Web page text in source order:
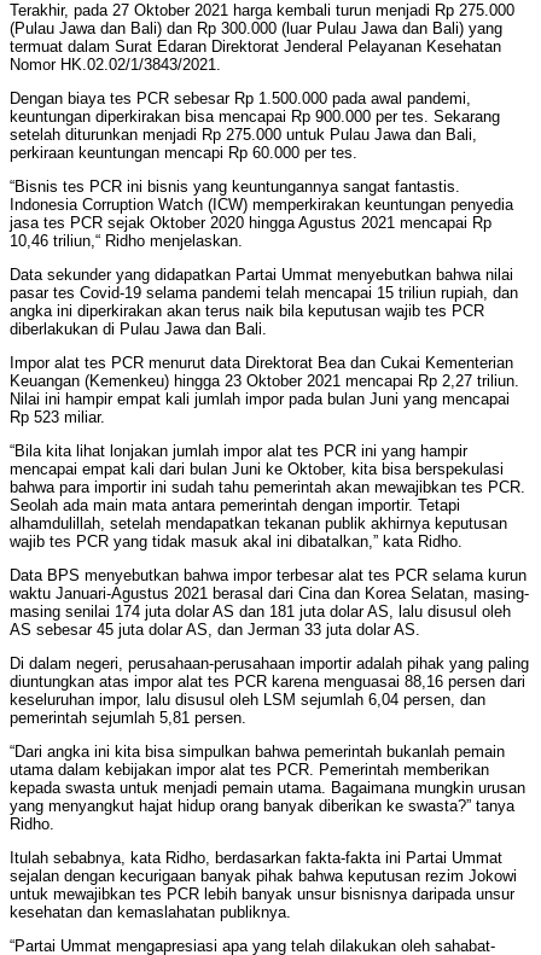
Terakhir, pada 27 Oktober 2021 harga kembali turun menjadi Rp 275.000
(Pulau Jawa dan Bali) dan Rp 300.000 (luar Pulau Jawa dan Bali) yang
termuat dalam Surat Edaran Direktorat Jenderal Pelayanan Kesehatan
Nomor HK.02.02/1/3843/2021.
Dengan biaya tes PCR sebesar Rp 1.500.000 pada awal pandemi,
keuntungan diperkirakan bisa mencapai Rp 900.000 per tes. Sekarang
setelah diturunkan menjadi Rp 275.000 untuk Pulau Jawa dan Bali,
perkiraan keuntungan mencapi Rp 60.000 per tes.
“Bisnis tes PCR ini bisnis yang keuntungannya sangat fantastis.
Indonesia Corruption Watch (ICW) memperkirakan keuntungan penyedia
jasa tes PCR sejak Oktober 2020 hingga Agustus 2021 mencapai Rp
10,46 triliun,“ Ridho menjelaskan.
Data sekunder yang didapatkan Partai Ummat menyebutkan bahwa nilai
pasar tes Covid-19 selama pandemi telah mencapai 15 triliun rupiah, dan
angka ini diperkirakan akan terus naik bila keputusan wajib tes PCR
diberlakukan di Pulau Jawa dan Bali.
Impor alat tes PCR menurut data Direktorat Bea dan Cukai Kementerian
Keuangan (Kemenkeu) hingga 23 Oktober 2021 mencapai Rp 2,27 triliun.
Nilai ini hampir empat kali jumlah impor pada bulan Juni yang mencapai
Rp 523 miliar.
“Bila kita lihat lonjakan jumlah impor alat tes PCR ini yang hampir
mencapai empat kali dari bulan Juni ke Oktober, kita bisa berspekulasi
bahwa para importir ini sudah tahu pemerintah akan mewajibkan tes PCR.
Seolah ada main mata antara pemerintah dengan importir. Tetapi
alhamdulillah, setelah mendapatkan tekanan publik akhirnya keputusan
wajib tes PCR yang tidak masuk akal ini dibatalkan,” kata Ridho.
Data BPS menyebutkan bahwa impor terbesar alat tes PCR selama kurun
waktu Januari-Agustus 2021 berasal dari Cina dan Korea Selatan, masing-
masing senilai 174 juta dolar AS dan 181 juta dolar AS, lalu disusul oleh
AS sebesar 45 juta dolar AS, dan Jerman 33 juta dolar AS.
Di dalam negeri, perusahaan-perusahaan importir adalah pihak yang paling
diuntungkan atas impor alat tes PCR karena menguasai 88,16 persen dari
keseluruhan impor, lalu disusul oleh LSM sejumlah 6,04 persen, dan
pemerintah sejumlah 5,81 persen.
“Dari angka ini kita bisa simpulkan bahwa pemerintah bukanlah pemain
utama dalam kebijakan impor alat tes PCR. Pemerintah memberikan
kepada swasta untuk menjadi pemain utama. Bagaimana mungkin urusan
yang menyangkut hajat hidup orang banyak diberikan ke swasta?” tanya
Ridho.
Itulah sebabnya, kata Ridho, berdasarkan fakta-fakta ini Partai Ummat
sejalan dengan kecurigaan banyak pihak bahwa keputusan rezim Jokowi
untuk mewajibkan tes PCR lebih banyak unsur bisnisnya daripada unsur
kesehatan dan kemaslahatan publiknya.
“Partai Ummat mengapresiasi apa yang telah dilakukan oleh sahabat-